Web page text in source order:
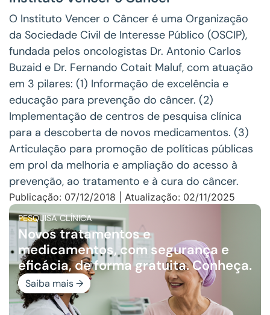
O Instituto Vencer o Câncer é uma Organização
da Sociedade Civil de Interesse Público (OSCIP),
fundada pelos oncologistas Dr. Antonio Carlos
Buzaid e Dr. Fernando Cotait Maluf, com atuação
em 3 pilares: (1) Informação de excelência e
educação para prevenção do câncer. (2)
Implementação de centros de pesquisa clínica
para a descoberta de novos medicamentos. (3)
Articulação para promoção de políticas públicas
em prol da melhoria e ampliação do acesso à
prevenção, ao tratamento e à cura do câncer.
Publicação: 07/12/2018 | Atualização: 02/11/2025
PESQUISA CLÍNICA
Novos tratamentos e
medicamentos, com segurança e
eficácia, de forma gratuita. Conheça.
Saiba mais →